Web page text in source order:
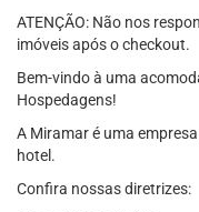
ATENÇÃO: Não nos
imóveis após o checkout.
Bem-vindo à uma
Hospedagens!
A Miramar é uma
hotel.
Confira nossas diretrizes: